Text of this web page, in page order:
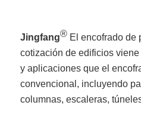
Jingfang® El encofrado de
cotización de edificios
y aplicaciones que el
convencional, incluyendo
columnas, escaleras,